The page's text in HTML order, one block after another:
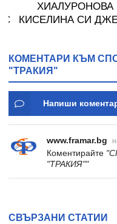
ХИАЛУРОНОВА
КИСЕЛИНА СИ
КОМЕНТАРИ КЪМ
"ТРАКИЯ"
Напиши
www.framar.bg
Коментирайте
"ТРАКИЯ""
СВЪРЗАНИ СТАТИИ